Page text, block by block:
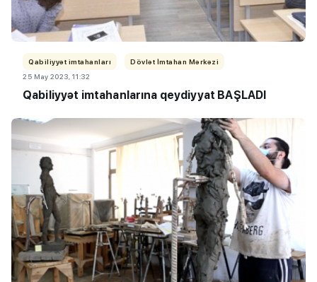
Qabiliyyət imtahanları
Dövlət İmtahan Mərkəzi
25 May 2023, 11:32
Qabiliyyət imtahanlarına qeydiyyat BAŞLADI